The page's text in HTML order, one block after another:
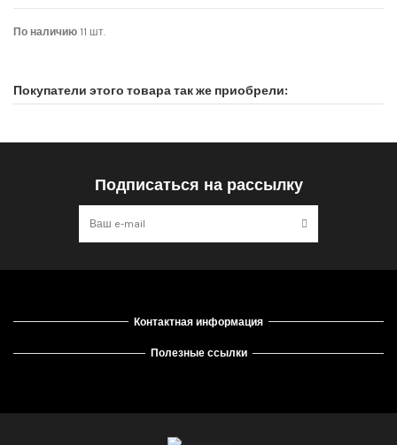
По наличию 11 шт.
Покупатели этого товара так же приобрели:
Подписаться на рассылку
Контактная информация
Полезные ссылки